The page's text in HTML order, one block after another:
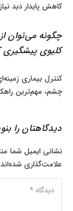
کاهش پایدار دید
چگونه می‌توان
کلیوی پیشگیری
کنترل بیماری
چشم، مهم‌ترین
دیدگاهتان را
نشانی ایمیل شما
علامت‌گذاری